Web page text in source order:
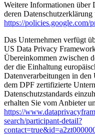
Weitere Informationen über
deren Datenschutzerklärung
https://policies.google.com/
Das Unternehmen verfügt
US Data Privacy
Übereinkommen zwischen
der die Einhaltung
Datenverarbeitungen in den
dem DPF zertifizierte
Datenschutzstandards
erhalten Sie vom Anbieter
https://
search/participant-detail?